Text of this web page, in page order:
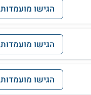
הגישו מועמדות
הגישו מועמדות
הגישו מועמדות